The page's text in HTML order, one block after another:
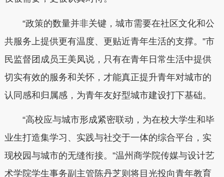
“政策的数量并非关键，城市需要在社区文化和公
共服务上提供更有温度、更贴近青年生活的支撑。”市
民监督团成员王美凤说，只有在青年日常生活中提供
切实有效的服务和关怀，才能真正提升青年对城市的
认同感和归属感，为青年友好型城市建设打下基础。
“高校应与城市形成紧密联动，为在校大学生和毕
业生打造集学习、实践与社交于一体的综合平台，实
现校园与城市的无缝衔接。”温州商学院传媒与设计艺
术学院学生事务副主管陈丹芝则将目光投向青年教育